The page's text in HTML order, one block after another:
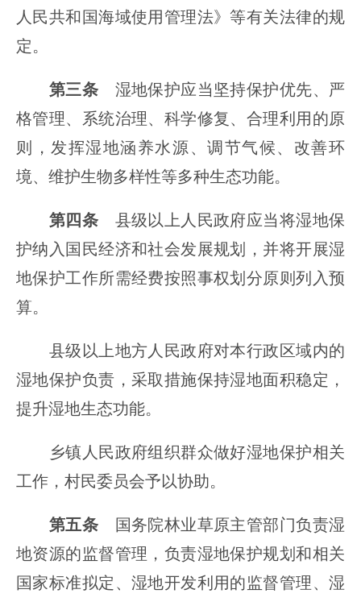
人民共和国海域使用管理法》等有关法律的规
定。
第三条 湿地保护应当坚持保护优先、严
格管理、系统治理、科学修复、合理利用的原
则，发挥湿地涵养水源、调节气候、改善环
境、维护生物多样性等多种生态功能。
第四条 县级以上人民政府应当将湿地保
护纳入国民经济和社会发展规划，并将开展湿
地保护工作所需经费按照事权划分原则列入预
算。
县级以上地方人民政府对本行政区域内的
湿地保护负责，采取措施保持湿地面积稳定，
提升湿地生态功能。
乡镇人民政府组织群众做好湿地保护相关
工作，村民委员会予以协助。
第五条 国务院林业草原主管部门负责湿
地资源的监督管理，负责湿地保护规划和相关
国家标准拟定、湿地开发利用的监督管理、湿